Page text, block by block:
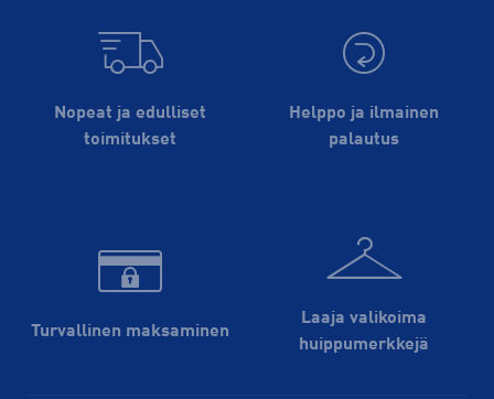
Nopeat ja edulliset
toimitukset
Helppo ja ilmainen
palautus
Turvallinen maksaminen
Laaja valikoima
huippu­merkkejä